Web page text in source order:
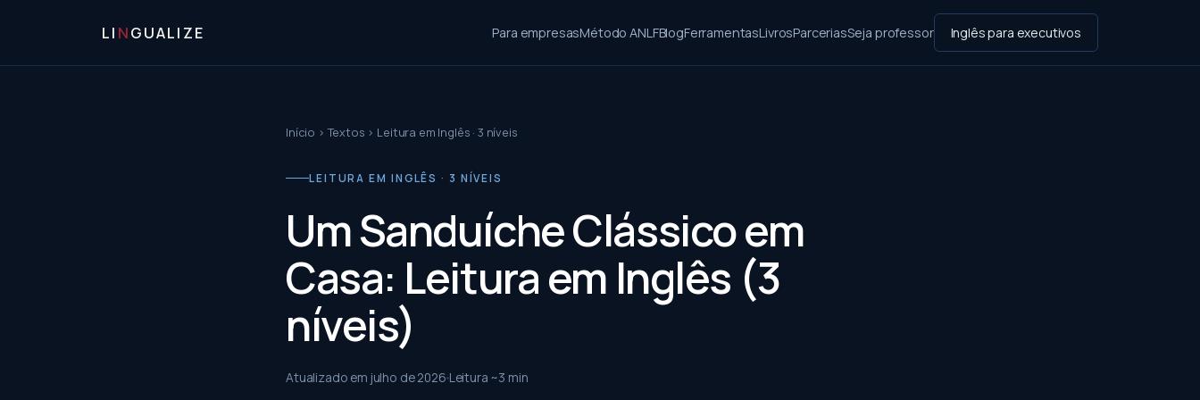
LI NGUALIZE Para empresasMétodo ANLFBlogFerramentasLivrosParceriasSeja professor Inglês para executivos
Início ›Textos › Leitura em Inglês · 3 níveis
LEITURA EM INGLÊS · 3 NÍVEIS
Um Sanduíche Clássico em
Casa: Leitura em Inglês (3
níveis)
Atualizado em julho de 2026Leitura ~3 min